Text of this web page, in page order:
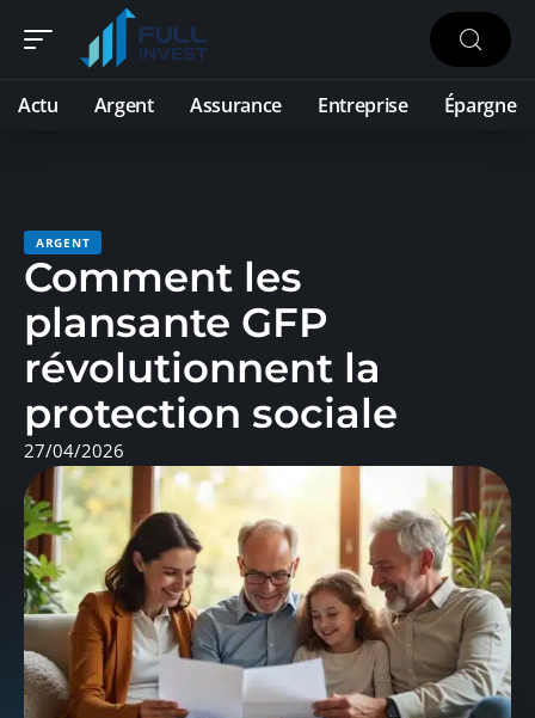
Actu Argent Assurance Entreprise Épargne
ARGENT
Comment les
plansante GFP
révolutionnent la
protection sociale
27/04/2026